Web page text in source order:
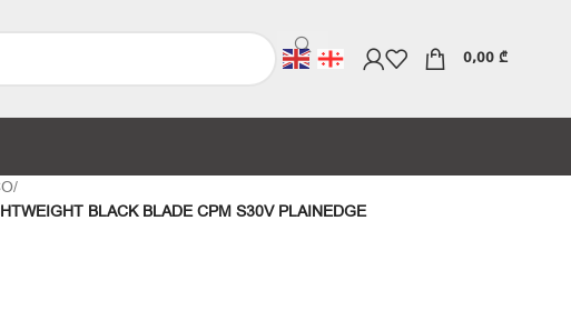
0,00 ₾
/
BLACK BLADE CPM S30V PLAINEDGE